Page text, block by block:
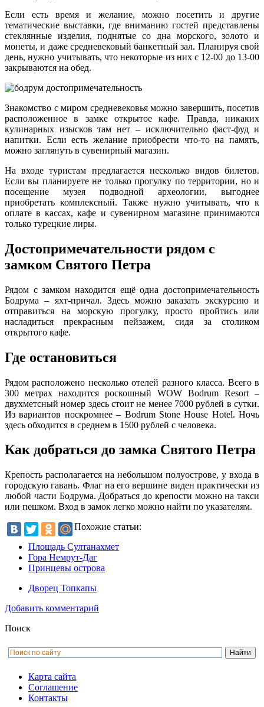
Если есть время и желание, можно посетить и другие
тематические выставки, где вниманию гостей представлены
стеклянные изделия, поднятые со дна морского, золото и
монеты, и даже средневековый банкетный зал. Планируя свой
день, нужно учитывать, что некоторые из них с 12-00 до 13-00
закрываются на обед.
Знакомство с миром средневековья можно завершить, посетив
расположенное в замке открытое кафе. Правда, никаких
кулинарных изысков там нет – исключительно фаст-фуд и
напитки. Если есть желание приобрести что-то на память,
можно заглянуть в сувенирный магазин.
На входе туристам предлагается несколько видов билетов.
Если вы планируете не только прогулку по территории, но и
посещение музея подводной археологии, выгоднее
приобретать комплексный. Также нужно учитывать, что к
оплате в кассах, кафе и сувенирном магазине принимаются
только турецкие лиры.
Достопримечательности рядом с
замком Святого Петра
Рядом с замком находится ещё одна достопримечательность
Бодрума – яхт-причал. Здесь можно заказать экскурсию и
отправиться на морскую прогулку, просто пройтись или
насладиться прекрасным пейзажем, сидя за столиком
открытого кафе.
Где остановиться
Рядом расположено несколько отелей разного класса. Всего в
300 метрах находится роскошный WOW Bodrum Resort –
двухметсный номер здесь стоит не менее 7000 рублей в сутки.
Из вариантов поскромнее – Bodrum Stone House Hotel. Ночь
здесь обходится в среднем в 1500 рублей с человека.
Как добраться до замка Святого Петра
Крепость располагается на небольшом полуострове, у входа в
городскую гавань. Флаг на его вершине виден практически из
любой части Бодрума. Добраться до крепости можно на такси
или пешком. Вход в замок легко можно найти по указателям.
Похожие статьи:
Площадь Султанахмет
Гора Немрут-Даг
Принцевы острова
Дворец Топкапы
Добавить комментарий
Поиск
Карта сайта
Соглашение
Контакты